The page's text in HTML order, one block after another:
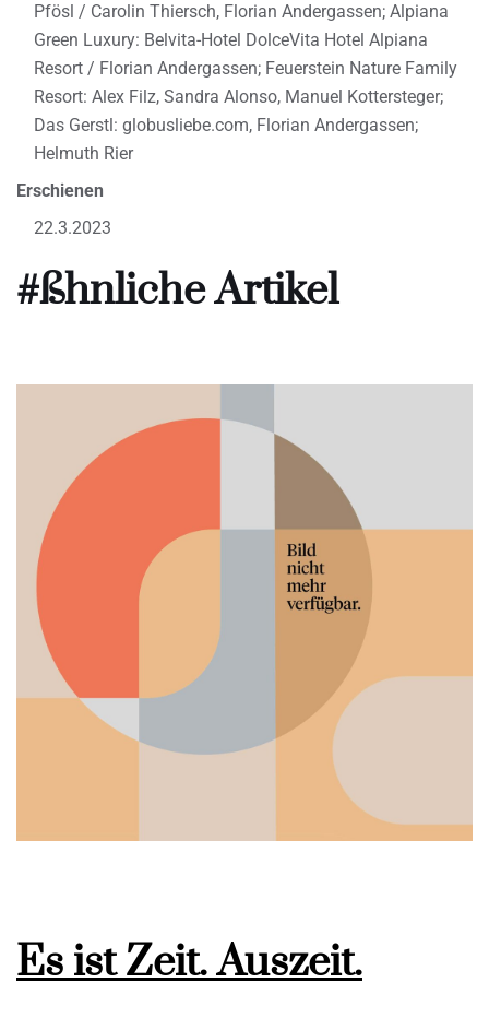
Pfösl / Carolin Thiersch, Florian Andergassen; Alpiana
Green Luxury: Belvita-Hotel DolceVita Hotel Alpiana
Resort / Florian Andergassen; Feuerstein Nature Family
Resort: Alex Filz, Sandra Alonso, Manuel Kottersteger;
Das Gerstl: globusliebe.com, Florian Andergassen;
Helmuth Rier
Erschienen
22.3.2023
#ßhnliche Artikel
Es ist Zeit. Auszeit.